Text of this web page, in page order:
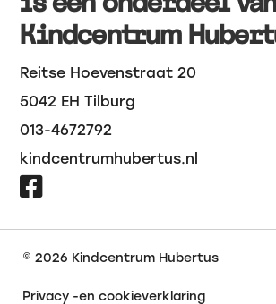
Kindcentrum
Reitse Hoevenstraat 20
5042 EH Tilburg
013-4672792
kindcentrumhubertus.nl

© 2026 Kindcentrum Hubertus
Privacy -en cookieverklaring